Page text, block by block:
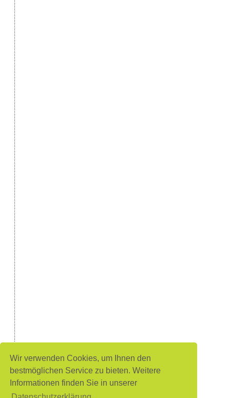
Wir verwenden Cookies, um Ihnen den
bestmöglichen Service zu bieten. Weitere
Informationen finden Sie in unserer